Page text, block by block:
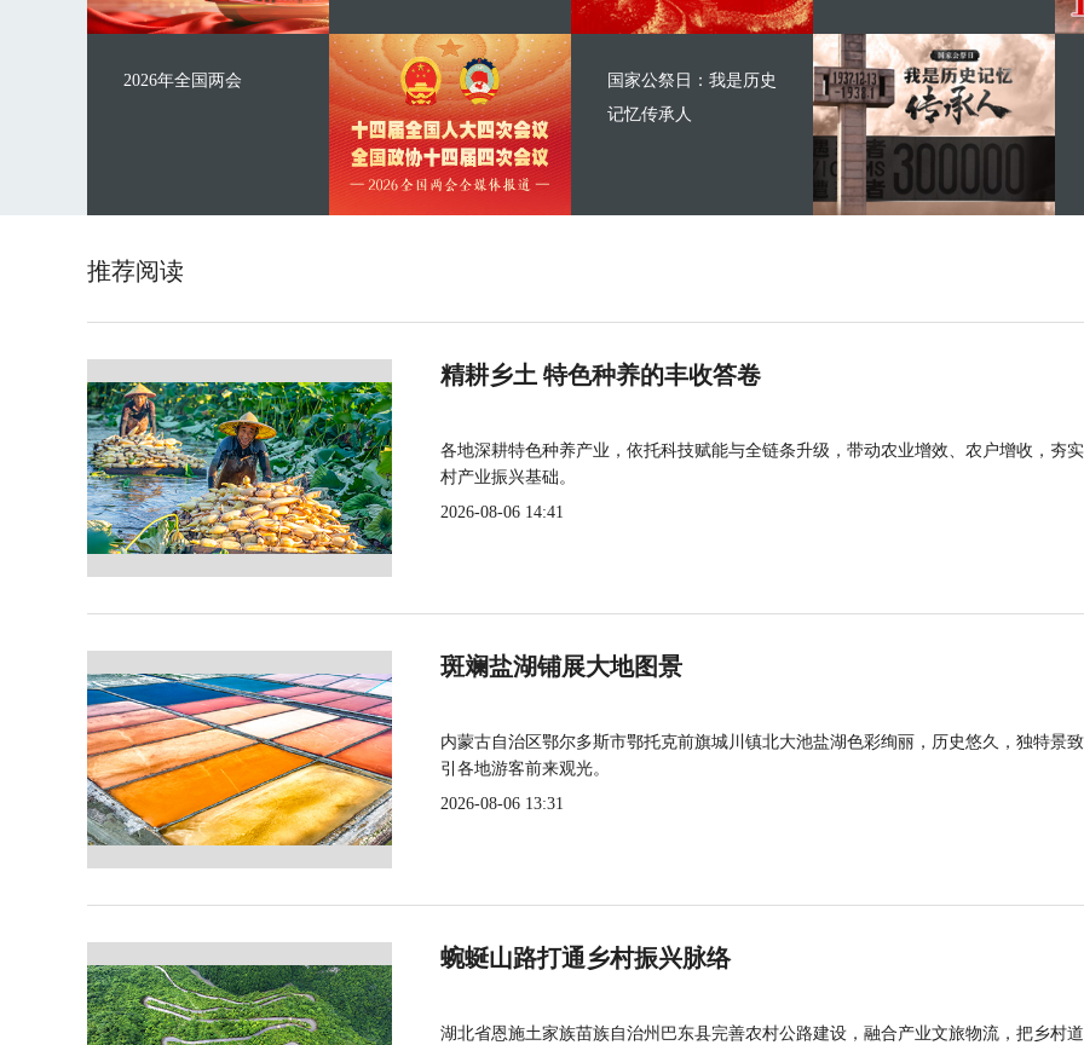
2026年全国两会
国家公祭日：我是历史
记忆传承人
推荐阅读
精耕乡土 特色种养的丰收答卷
各地深耕特色种养产业，依托科技赋能与全链条升级，带动农业增效、农户增收，夯
村产业振兴基础。
2026-08-06 14:41
斑斓盐湖铺展大地图景
内蒙古自治区鄂尔多斯市鄂托克前旗城川镇北大池盐湖色彩绚丽，历史悠久，独特景
引各地游客前来观光。
2026-08-06 13:31
蜿蜒山路打通乡村振兴脉络
湖北省恩施土家族苗族自治州巴东县完善农村公路建设，融合产业文旅物流，把乡村